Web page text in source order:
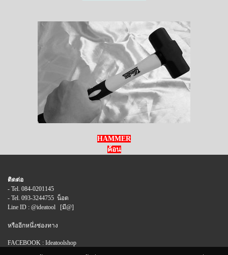
HAMMER
ค้อน
ติดต่อ
- Tel. 084-0201145
- Tel. 093-3244755 น็อต
Line ID : @ideatool [มี@]
หรืออีกหนึ่งช่องทาง
FACEBOOK : Ideatoolshop